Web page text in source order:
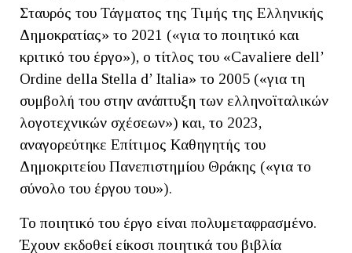
Σταυρός του Τάγματος της Τιμής της Ελληνικής
Δημοκρατίας» το 2021 («για το ποιητικό και
κριτικό του έργο»), ο τίτλος του «Cavaliere dell’
Ordine della Stella d’ Italia» το 2005 («για τη
συμβολή του στην ανάπτυξη των ελληνοϊταλικών
λογοτεχνικών σχέσεων») και, το 2023,
αναγορεύτηκε Επίτιμος Καθηγητής του
Δημοκριτείου Πανεπιστημίου Θράκης («για το
σύνολο του έργου του»).
Το ποιητικό του έργο είναι πολυμεταφρασμένο.
Έχουν εκδοθεί είκοσι ποιητικά του βιβλία